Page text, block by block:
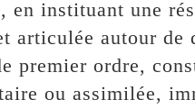
instituant une
articulée autour de
premier ordre,
ou assimilée,